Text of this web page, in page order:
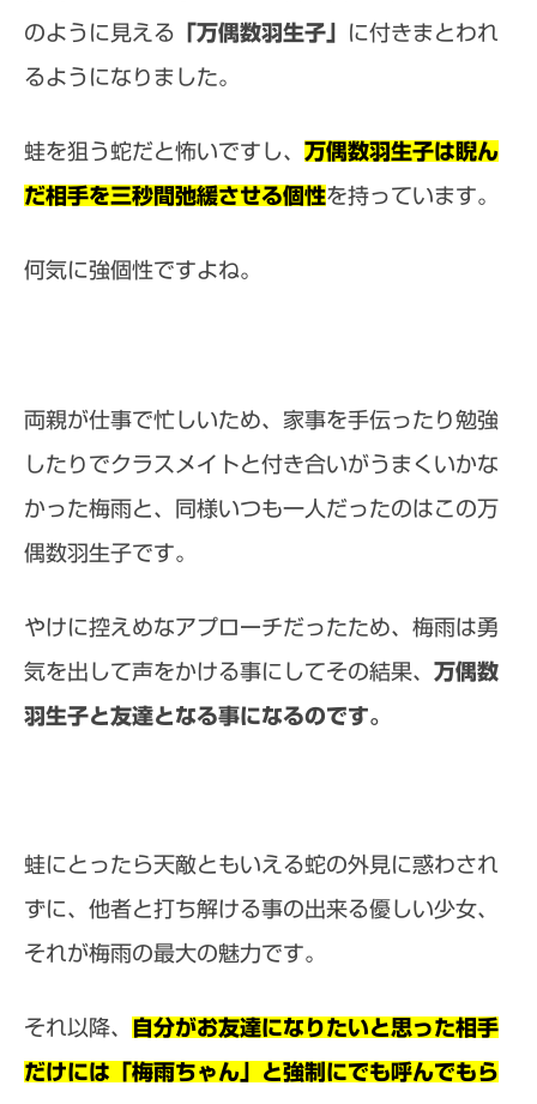
のように見える 「万偶数羽生子」 に付きまとわれ
るようになりました。
蛙を狙う蛇だと怖いですし、 万偶数羽生子は睨ん
だ相手を三秒間弛緩させる個性を持っています。
何気に強個性ですよね。
両親が仕事で忙しいため、家事を手伝ったり勉強
したりでクラスメイトと付き合いがうまくいかな
かった梅雨と、同様いつも一人だったのはこの万
偶数羽生子です。
やけに控えめなアプローチだったため、梅雨は勇
気を出して声をかける事にしてその結果、 万偶数
羽生子と友達となる事になるのです。
蛙にとったら天敵ともいえる蛇の外見に惑わされ
ずに、他者と打ち解ける事の出来る優しい少女、
それが梅雨の最大の魅力です。
それ以降、 自分がお友達になりたいと思った相手
だけには「梅雨ちゃん」と強制にでも呼んでもら